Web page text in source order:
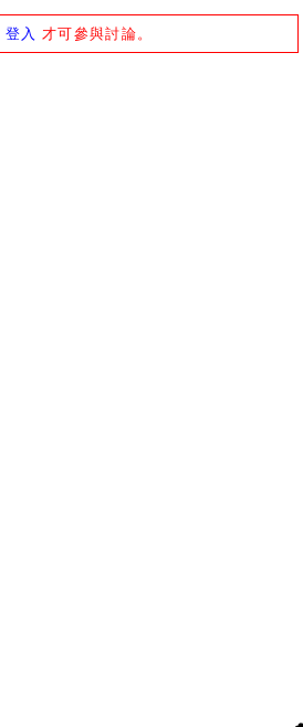
登入 才可參與討論。